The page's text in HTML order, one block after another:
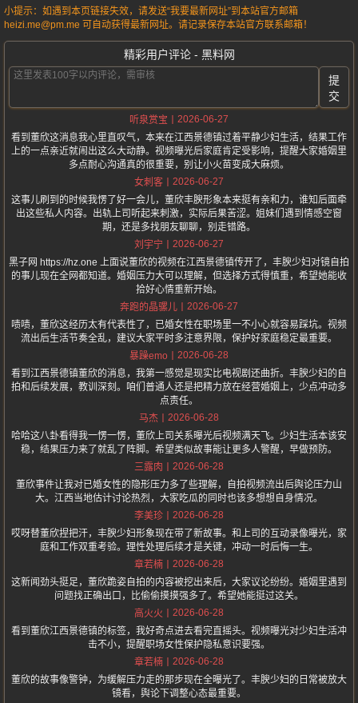
小提示：如遇到本页链接失效，请发送“我要最新网址”到本站官方邮箱
heizi.me@pm.me 可自动获得最新网址。请记录保存本站官方联系邮箱！
精彩用户评论 - 黑料网
提
交
听泉赏宝
2026-06-27
看到董欣这消息我心里直叹气，本来在江西景德镇过着平静少妇生活，结果工作
上的一点亲近就闹出这么大动静。视频曝光后家庭肯定受影响，提醒大家婚姻里
多点耐心沟通真的很重要，别让小火苗变成大麻烦。
女刺客
2026-06-27
这事儿刷到的时候我愣了好一会儿，董欣丰腴形象本来挺有亲和力，谁知后面牵
出这些私人内容。出轨上司听起来刺激，实际后果苦涩。姐妹们遇到情感空窗
期，还是多找朋友聊聊，别走错路。
刘宇宁
2026-06-27
黑子网 https://hz.one 上面说董欣的视频在江西景德镇传开了，丰腴少妇对镜自拍
的事儿现在全网都知道。婚姻压力大可以理解，但选择方式得慎重，希望她能收
拾好心情重新开始。
奔跑的晶骡儿
2026-06-27
啧啧，董欣这经历太有代表性了，已婚女性在职场里一不小心就容易踩坑。视频
流出后生活节奏全乱，建议大家平时多注意界限，保护好家庭稳定最重要。
暴躁emo
2026-06-28
看到江西景德镇董欣的消息，我第一感觉是现实比电视剧还曲折。丰腴少妇的自
拍和后续发展，教训深刻。咱们普通人还是把精力放在经营婚姻上，少点冲动多
点责任。
马杰
2026-06-28
哈哈这八卦看得我一愣一愣，董欣上司关系曝光后视频满天飞。少妇生活本该安
稳，结果压力来了就乱了阵脚。希望类似故事能让更多人警醒，早做预防。
三露肉
2026-06-28
董欣事件让我对已婚女性的隐形压力多了些理解，自拍视频流出后舆论压力山
大。江西当地估计讨论热烈，大家吃瓜的同时也该多想想自身情况。
李美珍
2026-06-28
哎呀替董欣捏把汗，丰腴少妇形象现在带了新故事。和上司的互动录像曝光，家
庭和工作双重考验。理性处理后续才是关键，冲动一时后悔一生。
章若楠
2026-06-28
这新闻劲头挺足，董欣跪姿自拍的内容被挖出来后，大家议论纷纷。婚姻里遇到
问题找正确出口，比偷偷摸摸强多了。希望她能挺过这关。
高火火
2026-06-28
看到董欣江西景德镇的标签，我好奇点进去看完直摇头。视频曝光对少妇生活冲
击不小，提醒职场女性保护隐私意识要强。
章若楠
2026-06-28
董欣的故事像警钟，为缓解压力走的那步现在全曝光了。丰腴少妇的日常被放大
镜看，舆论下调整心态最重要。